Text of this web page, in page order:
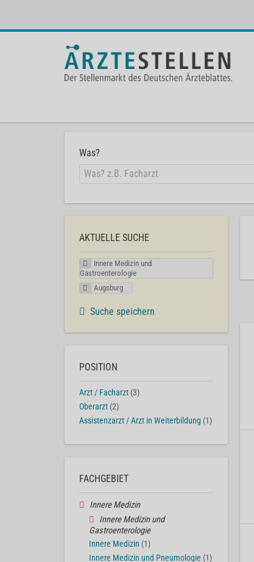
Was?
AKTUELLE SUCHE
Innere Medizin und
Gastroenterologie
Augsburg
Suche speichern
POSITION
Arzt / Facharzt (3)
Oberarzt (2)
Assistenzarzt / Arzt in Weiterbildung (1)
FACHGEBIET
Innere Medizin
Innere Medizin und
Gastroenterologie
Innere Medizin (1)
Innere Medizin und Pneumologie (1)